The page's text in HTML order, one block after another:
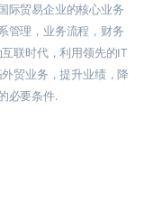
际贸易企业的核心业务
管理，业务流程，财务
联时代，利用领先的IT
贸业务，提升业绩，降
必要条件.